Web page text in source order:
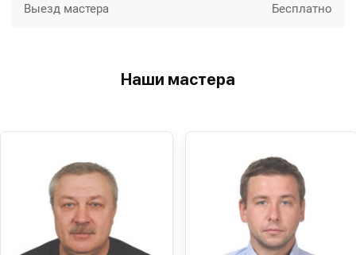
Выезд мастера Бесплатно
Наши мастера